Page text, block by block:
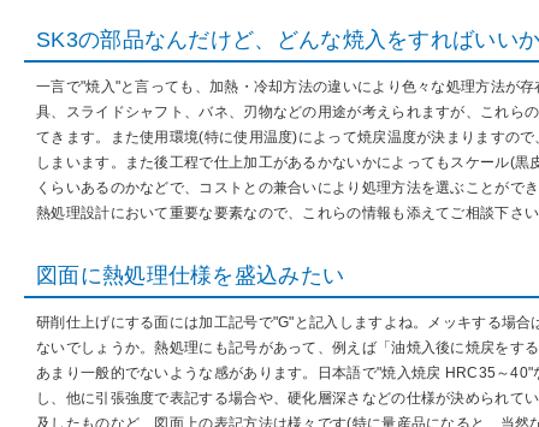
SK3の部品なんだけど、どんな焼入をすればいい
一言で"焼入"と言っても、加熱・冷却方法の違いにより色々な処理方法が
具、スライドシャフト、バネ、刃物などの用途が考えられますが、これら
てきます。また使用環境(特に使用温度)によって焼戻温度が決まりますの
しまいます。また後工程で仕上加工があるかないかによってもスケール(
くらいあるのかなどで、コストとの兼合いにより処理方法を選ぶことがで
熱処理設計において重要な要素なので、これらの情報も添えてご相談下さ
図面に熱処理仕様を盛込みたい
研削仕上げにする面には加工記号で"G"と記入しますよね。メッキする場
ないでしょうか。熱処理にも記号があって、例えば「油焼入後に焼戻をす
あまり一般的でないような感があります。日本語で"焼入焼戻 HRC35～
し、他に引張強度で表記する場合や、硬化層深さなどの仕様が決められて
及したものなど、図面上の表記方法は様々です(特に量産品になると、当